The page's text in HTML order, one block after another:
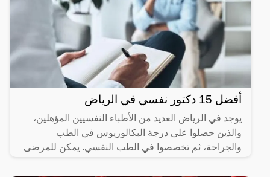
أفضل 15 دكتور نفسي في الرياض
يوجد في الرياض العديد من الأطباء النفسيين المؤهلين،
والذين حصلوا على درجة البكالوريوس في الطب
والجراحة، ثم تخصصوا في الطب النفسي. يمكن للمرضى